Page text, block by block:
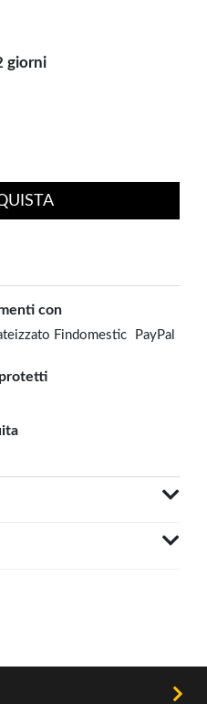
giorni
con
Findomestic
PayPal